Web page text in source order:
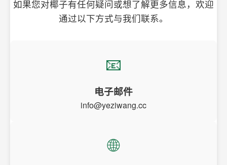
如果您对椰子有任何疑问或想了解更多信息，欢迎
通过以下方式与我们联系。
📧
电子邮件
info@yeziwang.cc
🌐